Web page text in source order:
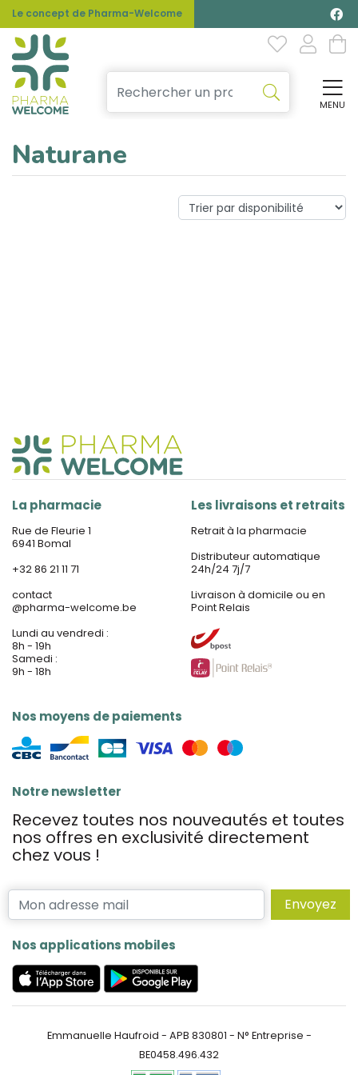
Le concept de Pharma-Welcome
MENU
Naturane
La pharmacie
Rue de Fleurie 1
6941 Bomal
+32 86 21 11 71
contact
@pharma-welcome.be
Lundi au vendredi :
8h - 19h
Samedi :
9h - 18h
Nos moyens de paiements
Les livraisons et retraits
Retrait à la pharmacie
Distributeur automatique
24h/24 7j/7
Livraison à domicile ou en
Point Relais
Notre newsletter
Recevez toutes nos nouveautés et toutes
nos offres en exclusivité directement
chez vous !
Envoyez
Nos applications mobiles
Emmanuelle Haufroid - APB 830801 - N° Entreprise -
BE0458.496.432